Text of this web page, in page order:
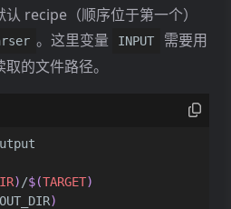
recipe（顺序位于第一个）
。这里变量 INPUT
需要用
的文件路径。
) /$(TARGET)
OUT_DIR)